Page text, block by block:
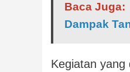
Baca Juga:
Dampak
Kegiatan yang